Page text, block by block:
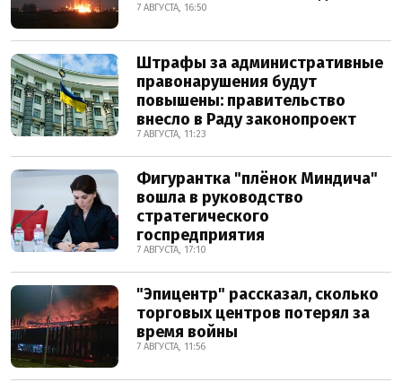
7 АВГУСТА, 16:50
Штрафы за административные
правонарушения будут
повышены: правительство
внесло в Раду законопроект
7 АВГУСТА, 11:23
Фигурантка "плёнок Миндича"
вошла в руководство
стратегического
госпредприятия
7 АВГУСТА, 17:10
"Эпицентр" рассказал, сколько
торговых центров потерял за
время войны
7 АВГУСТА, 11:56